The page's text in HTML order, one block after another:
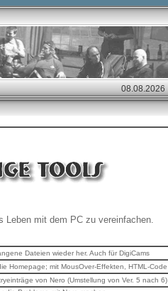
Leben mit dem PC zu vereinfachen.
Dateien wieder her. Auch für DigiCams
Homepage; mit MousOver-Effekten, HTML-Code
von Nero (Umstellung von Ver. 5 nach 6)